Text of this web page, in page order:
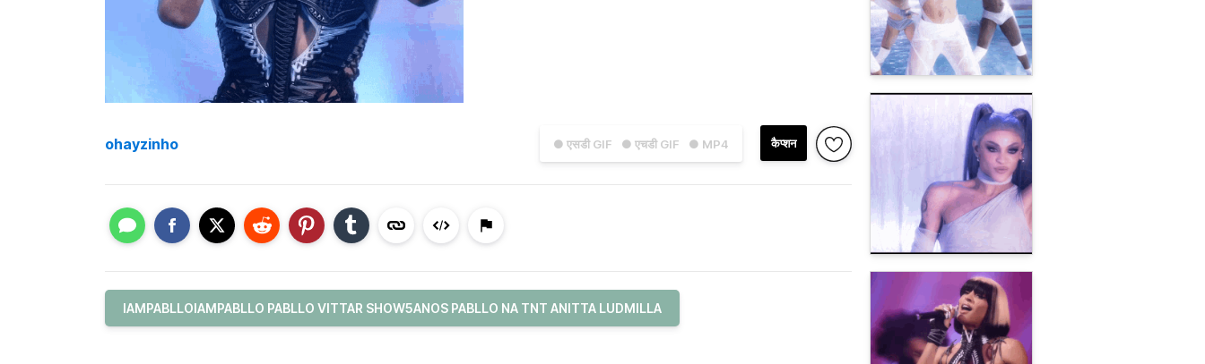
● एसडी GIF ● एचडी GIF ● MP4 कैप्शन
ohayzinho
IAMPABLLOIAMPABLLO PABLLO VITTAR SHOW5ANOS PABLLO NA TNT ANITTA LUDMILLA